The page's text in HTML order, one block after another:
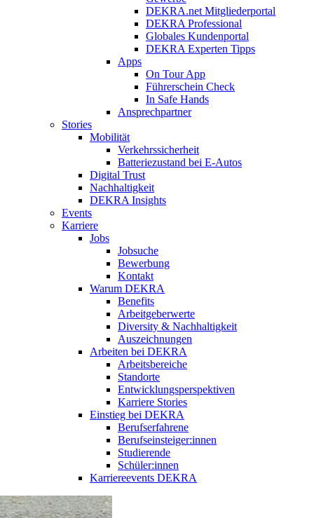
DEKRA.net Mitgliederportal
DEKRA Professional
Globales Kundenportal
DEKRA Experten Tipps
Apps
On Tour App
Führerschein Check
In Safe Hands
Ansprechpartner
Stories
Mobilität
Verkehrssicherheit
Batteriezustand bei E-Autos
Digital Trust
Nachhaltigkeit
DEKRA Insights
Events
Karriere
Jobs
Jobsuche
Bewerbung
Kontakt
Warum DEKRA
Benefits
Arbeitgeberwerte
Diversity & Nachhaltigkeit
Auszeichnungen
Arbeiten bei DEKRA
Arbeitsbereiche
Standorte
Entwicklungsperspektiven
Karriere Stories
Einstieg bei DEKRA
Berufserfahrene
Berufseinsteiger:innen
Studierende
Schüler:innen
Karriereevents DEKRA